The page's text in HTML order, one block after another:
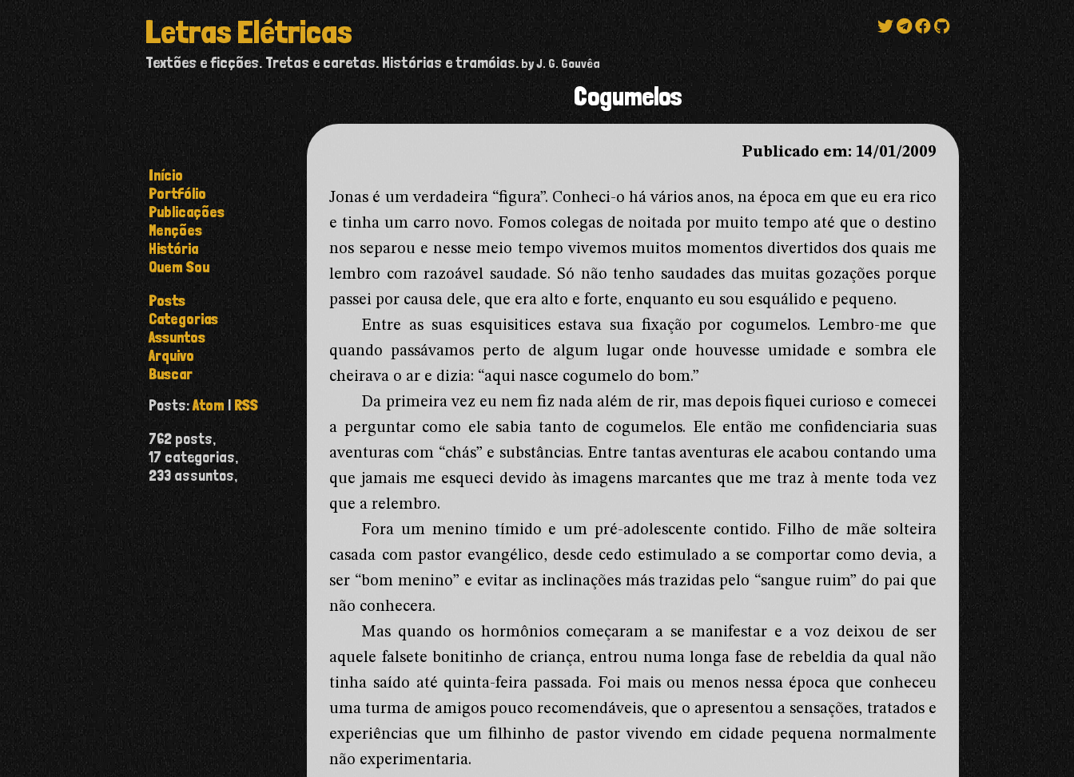
Letras Elétricas
Textões e ficções. Tretas e caretas. Histórias e tramóias. by J. G. Gouvêa
Início
Portfólio
Publicações
Menções
História
Quem Sou
Posts
Categorias
Assuntos
Arquivo
Buscar
Posts:Atom |RSS
762posts,
17 categorias,
233assuntos,
Cogumelos
Publicado em: 14/01/2009
Jonas é um verdadeira “figura”. Conheci-o há vários anos, na época em que eu era rico
e tinha um carro novo. Fomos colegas de noitada por muito tempo até que o destino
nos separou e nesse meio tempo vivemos muitos momentos divertidos dos quais me
lembro com razoável saudade. Só não tenho saudades das muitas gozações porque
passei por causa dele, que era alto e forte, enquanto eu sou esquálido e pequeno.
Entre as suas esquisitices estava sua fixação por cogumelos. Lembro-me que
quando passávamos perto de algum lugar onde houvesse umidade e sombra ele
cheirava o ar e dizia: “aqui nasce cogumelo do bom.”
Da primeira vez eu nem fiz nada além de rir, mas depois fiquei curioso e comecei
a perguntar como ele sabia tanto de cogumelos. Ele então me confidenciaria suas
aventuras com “chás” e substâncias. Entre tantas aventuras ele acabou contando uma
que jamais me esqueci devido às imagens marcantes que me traz à mente toda vez
que a relembro.
Fora um menino tímido e um pré-adolescente contido. Filho de mãe solteira
casada com pastor evangélico, desde cedo estimulado a se comportar como devia, a
ser “bom menino” e evitar as inclinações más trazidas pelo “sangue ruim” do pai que
não conhecera.
Mas quando os hormônios começaram a se manifestar e a voz deixou de ser
aquele falsete bonitinho de criança, entrou numa longa fase de rebeldia da qual não
tinha saído até quinta-feira passada. Foi mais ou menos nessa época que conheceu
uma turma de amigos pouco recomendáveis, que o apresentou a sensações, tratados e
experiências que um filhinho de pastor vivendo em cidade pequena normalmente
não experimentaria.